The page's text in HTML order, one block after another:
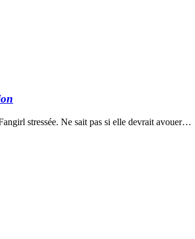
stressée. Ne sait pas si elle devrait avouer…